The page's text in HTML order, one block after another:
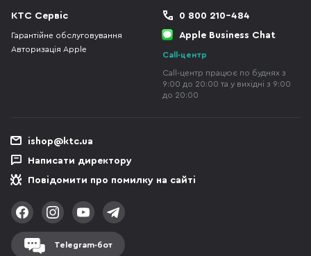
КТС Сервіс
Гарантійне обслуговування
Авторизація Apple
0 800 210-484
Apple Business Chat
Call-центр
Call-центр працює по буднях з
9:00 до 20:00 та у вихідні з 9:00
до 20:00
ishop@ktc.ua
Написати директору
Повідомити про помилку на сайті
Telegram-бот